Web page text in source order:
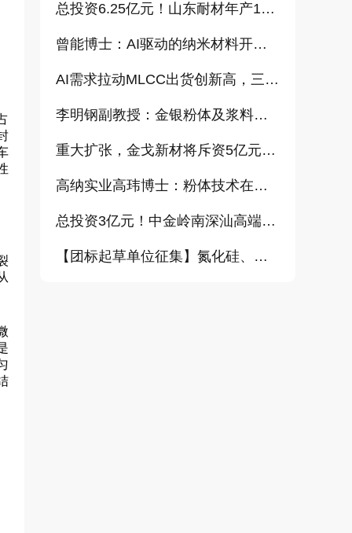
总投资6.25亿元！山东耐材年产15万吨高科技新材料项目正式开工
曾能博士：AI驱动的纳米材料开发新范式技术研究及基地建设（报告）
AI需求拉动MLCC出货创新高，三星、太阳诱电相继涨价
李明钢副教授：金银粉体及浆料增值化路径探讨（报告）
重大扩张，金戈新材将斥资5亿元打造“功能性粉体新材料智能制造基地”
高纳实业高玮博士：粉体技术在电池材料工业中的进展与需求（报告）
总投资3亿元！中金岭南深汕高端金属复合材料扩产项目正式开工
【团标起草单位征集】氮化硅、金刚石、碳化铪、氧化铝等